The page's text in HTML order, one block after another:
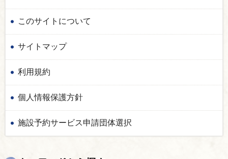
このサイトについて
サイトマップ
利用規約
個人情報保護方針
施設予約サービス申請団体選択